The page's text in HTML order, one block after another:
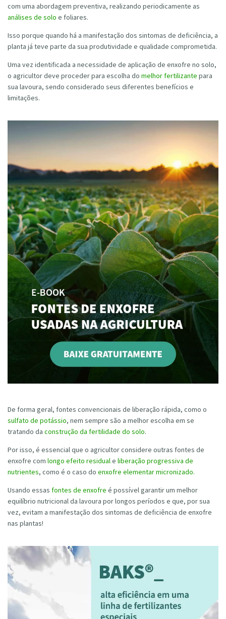
com uma abordagem preventiva, realizando periodicamente as
análises de solo e foliares.
Isso porque quando há a manifestação dos sintomas de deficiência, a
planta já teve parte da sua produtividade e qualidade comprometida.
Uma vez identificada a necessidade de aplicação de enxofre no solo,
o agricultor deve proceder para escolha do melhor fertilizante para
sua lavoura, sendo considerado seus diferentes benefícios e
limitações.
De forma geral, fontes convencionais de liberação rápida, como o
sulfato de potássio, nem sempre são a melhor escolha em se
tratando da construção da fertilidade do solo.
Por isso, é essencial que o agricultor considere outras fontes de
enxofre com longo efeito residuale liberação progressiva de
nutrientes, como é o caso do enxofre elementar micronizado.
Usando essas fontes de enxofre é possível garantir um melhor
equilíbrio nutricional da lavoura por longos períodos e que, por sua
vez, evitam a manifestação dos sintomas de deficiência de enxofre
nas plantas!